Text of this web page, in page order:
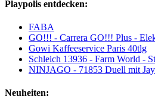
Playpolis entdecken:
FABA
GO!!! - Carrera GO!!! Plus -
Gowi Kaffeeservice Paris 40tlg
Schleich 13936 - Farm World -
NINJAGO - 71853 Duell mit
Neuheiten: